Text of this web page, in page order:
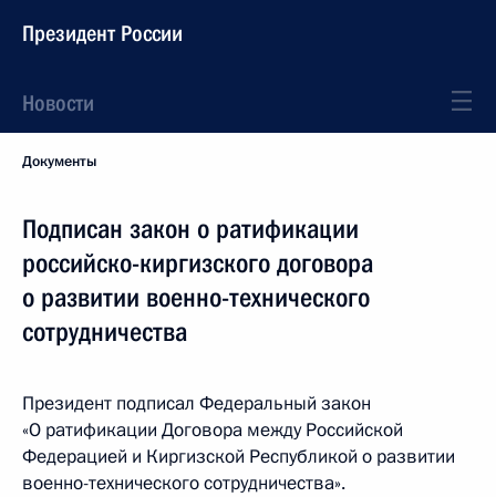
Президент России
Новости
Документы
Подписан закон о ратификации
российско-киргизского договора
о развитии военно-технического
сотрудничества
Президент подписал Федеральный закон
«О ратификации Договора между Российской
Федерацией и Киргизской Республикой о развитии
военно-технического сотрудничества».